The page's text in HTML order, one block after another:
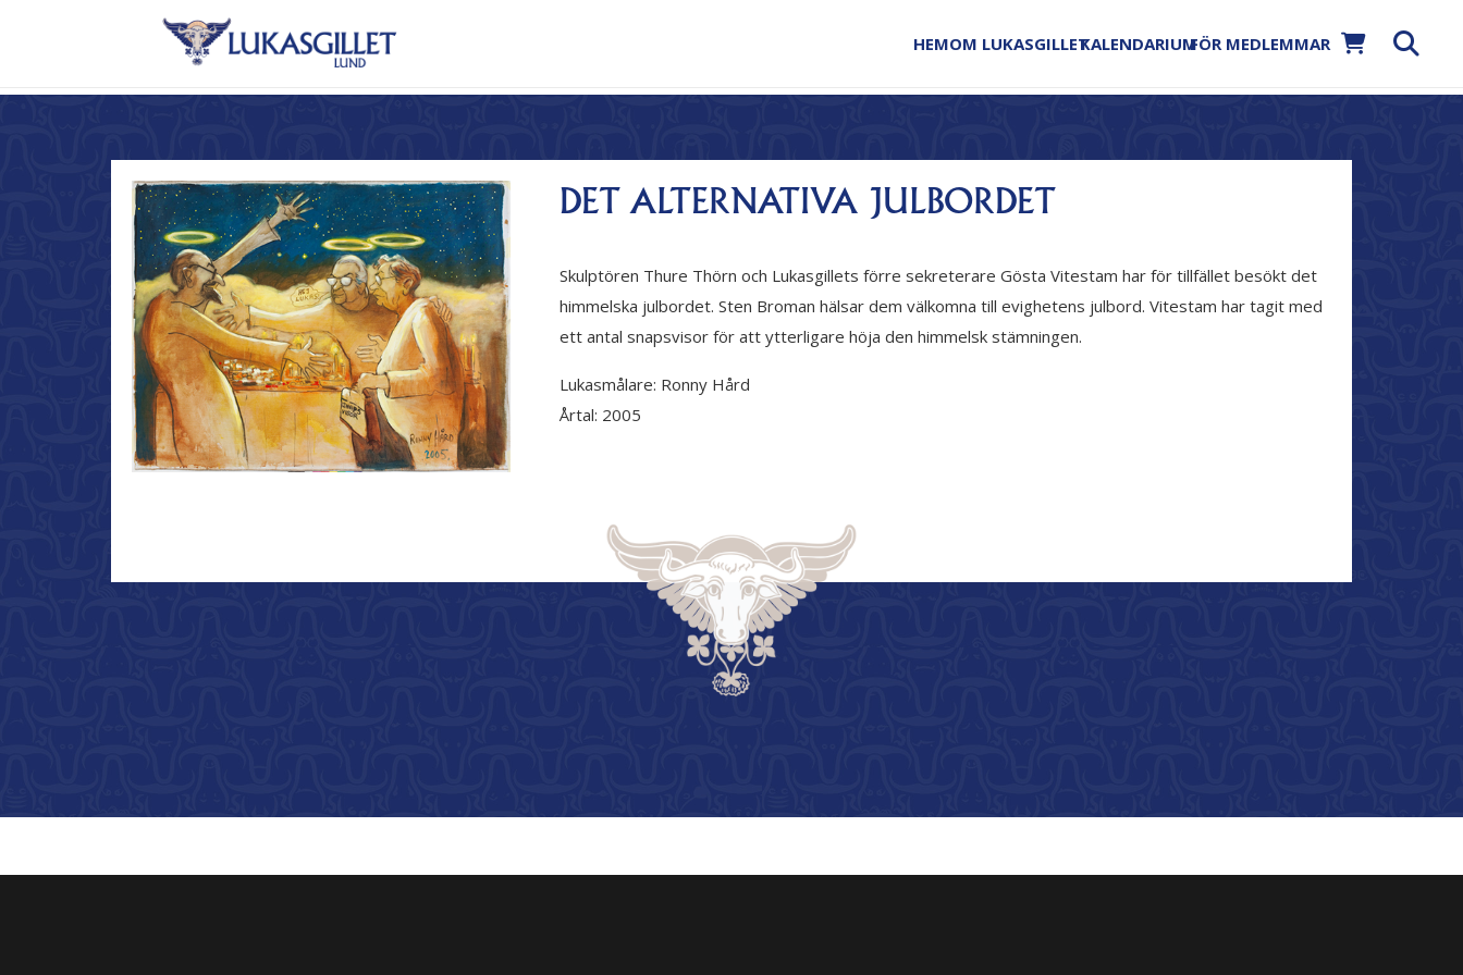
HEMOM LUKASGILLETKALENDARIUMFÖR MEDLEMMAR
DET ALTERNATIVA JULBORDET
Skulptören Thure Thörn och Lukasgillets förre sekreterare Gösta Vitestam har för tillfället besökt det
himmelska julbordet. Sten Broman hälsar dem välkomna till evighetens julbord. Vitestam har tagit med
ett antal snapsvisor för att ytterligare höja den himmelsk stämningen.
Lukasmålare: Ronny Hård
Årtal: 2005